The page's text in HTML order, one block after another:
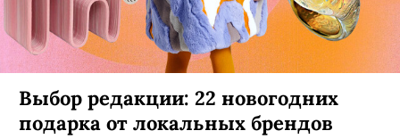
Выбор редакции: 22 новогодних
подарка от локальных брендов